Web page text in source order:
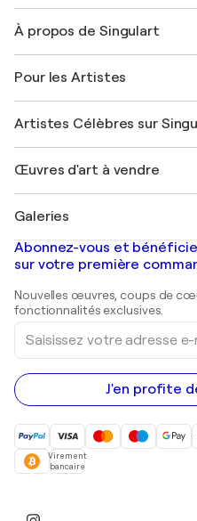
Expédition
Offrir une carte cadeau
Rejoignez notre
Mon compte
+33 1 76 44 06 42
À propos de Singulart
FAQ
Magazine Singulart
Emplois
Découvrez une sélection
Pour les Artistes
Se connecter en tant
Artistes Célèbres sur
Marc Chagall
Banksy
Mr. Brainwash
Shepard Fairey
Œuvres d'art à vendre
Tableaux abstraits à vendre
Peintures de paysage
Estampes
Peintures acryliques
Galeries
Galeries d'art en France
Galeries d'art en Belgique
Abonnez-vous et
sur votre première
Nouvelles œuvres, coups de
fonctionnalités exclusives.
Saisissez
votre
adresse
e-
mail
J'en profite
Virement
bancaire